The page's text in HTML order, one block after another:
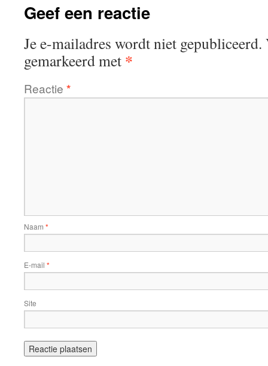
Geef een reactie
Je e-mailadres wordt niet gepubliceerd.
gemarkeerd met *
Reactie *
Naam *
E-mail *
Site